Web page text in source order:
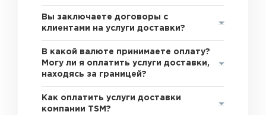
Вы заключаете договоры с
клиентами на услуги доставки?
В какой валюте принимаете оплату?
Могу ли я оплатить услуги доставки,
находясь за границей?
Как оплатить услуги доставки
компании TSM?